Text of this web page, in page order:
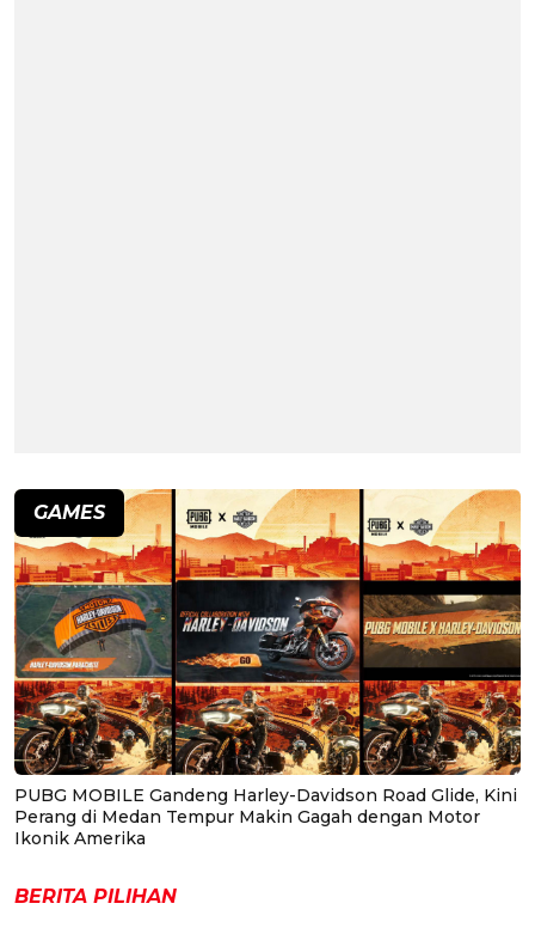
GAMES
PUBG MOBILE Gandeng Harley-Davidson Road Glide, Kini
Perang di Medan Tempur Makin Gagah dengan Motor
Ikonik Amerika
BERITA PILIHAN